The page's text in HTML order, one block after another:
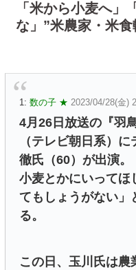
「米から小麦へ」
な」”米農家・米
1: 数の子 ★ 2023/04/28(金)
4月26日放送の『羽
（テレビ朝日系）
徹氏（60）が出演
小麦とかにいってほ
てもしょうがない」
る。
この日、玉川氏は